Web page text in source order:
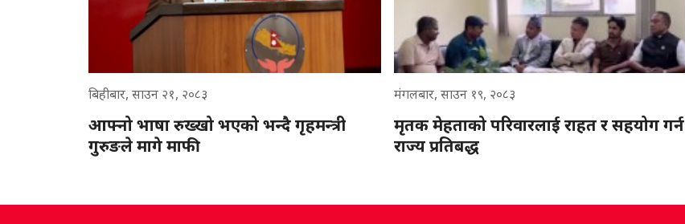
बिहीबार, साउन २१, २०८३
आफ्नो भाषा रुख्खो भएको भन्दै गृहमन्त्री
गुरुङले मागे माफी
मंगलबार, साउन १९, २०८३
मृतक मेहताको परिवारलाई राहत र सहयोग गर्न
राज्य प्रतिबद्ध